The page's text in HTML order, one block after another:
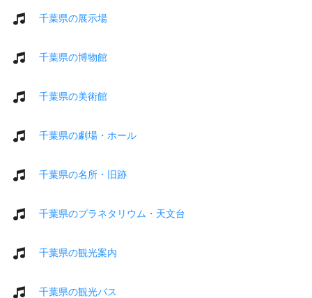
千葉県の展示場
千葉県の博物館
千葉県の美術館
千葉県の劇場・ホール
千葉県の名所・旧跡
千葉県のプラネタリウム・天文台
千葉県の観光案内
千葉県の観光バス